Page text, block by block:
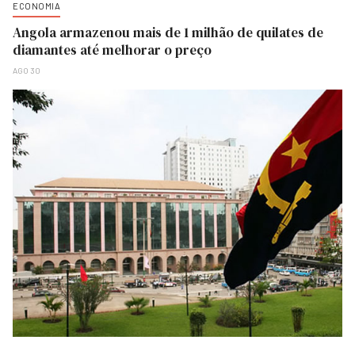
ECONOMIA
Angola armazenou mais de 1 milhão de quilates de
diamantes até melhorar o preço
AGO 30